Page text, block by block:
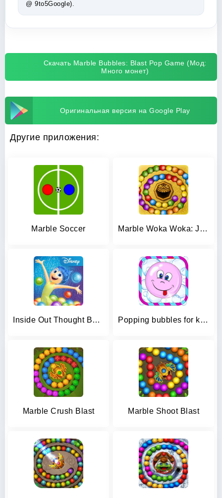
@ 9to5Google).
Скачать Marble Bubbles: Blast Pop Game (Мод:
Много монет)
Оригинальная версия на Google Play
Другие приложения:
Marble Soccer Marble Woka Woka: Jungle Blast
Inside Out Thought Bubbles Popping bubbles for kids
Marble Crush Blast Marble Shoot Blast